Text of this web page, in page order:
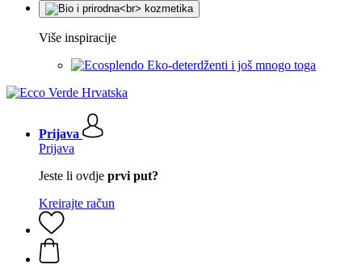
Više inspiracije
Eko-deterdženti i još mnogo toga
Prijava
Prijava
Jeste li ovdje prvi put?
Kreirajte račun